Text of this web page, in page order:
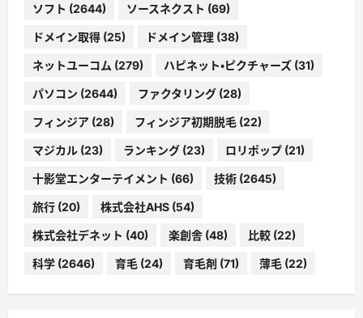
ソフト (2644) ソースネクスト (69)
ドメイン取得 (25) ドメイン管理 (38)
ネットユーコム (279) ハピネット・ピクチャーズ (31)
パソコン (2644) ファクタリング (28)
フィンジア (28) フィンジア初期脱毛 (22)
マジカル (23) ランキング (23) ロリポップ (21)
十影堂エンターテイメント (66) 技術 (2645)
旅行 (20) 株式会社AHS (54)
株式会社デネット (40) 楽創舎 (48) 比較 (22)
科学 (2646) 育毛 (24) 育毛剤 (71) 薄毛 (22)